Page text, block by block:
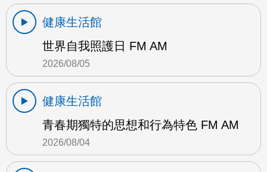
健康生活館
世界自我照護日 FM AM
2026/08/05
健康生活館
青春期獨特的思想和行為特色 FM AM
2026/08/04